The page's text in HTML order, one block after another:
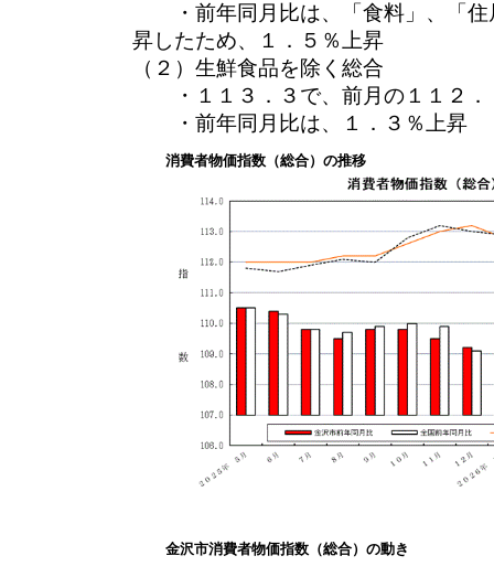
・前年同月比は、「食料」、「住
昇したため、１．５％上昇
（２）生鮮食品を除く総合
・１１３．３で、前月の１１２．
・前年同月比は、１．３％上昇
消費者物価指数（総合）の推移
金沢市消費者物価指数（総合）の動き